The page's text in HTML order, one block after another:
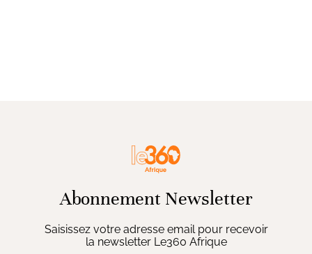
Abonnement Newsletter
Saisissez votre adresse email pour recevoir
la newsletter Le360 Afrique